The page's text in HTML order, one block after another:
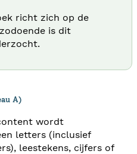
richt zich op de
is dit
A)
wordt
letters (inclusief
leestekens, cijfers of